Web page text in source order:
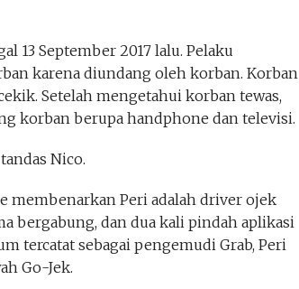
13 September 2017 lalu. Pelaku
karena diundang oleh korban. Korban
Setelah mengetahui korban tewas,
korban berupa handphone dan televisi.
Nico.
membenarkan Peri adalah driver ojek
bergabung, dan dua kali pindah aplikasi
tercatat sebagai pengemudi Grab, Peri
Go-Jek.